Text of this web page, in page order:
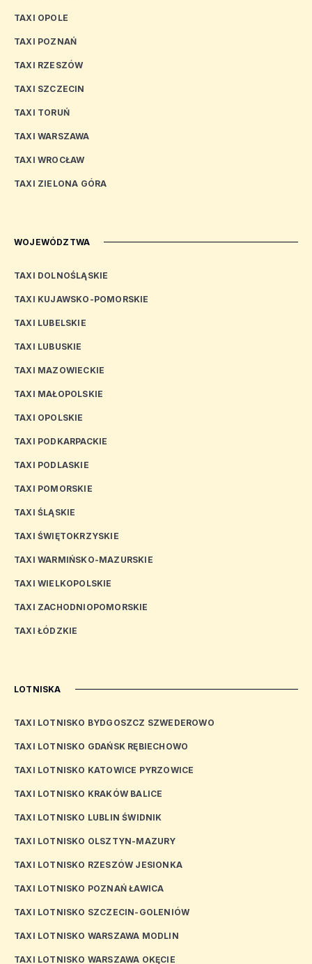
TAXI OPOLE
TAXI POZNAŃ
TAXI RZESZÓW
TAXI SZCZECIN
TAXI TORUŃ
TAXI WARSZAWA
TAXI WROCŁAW
TAXI ZIELONA GÓRA
WOJEWÓDZTWA
TAXI DOLNOŚLĄSKIE
TAXI KUJAWSKO-POMORSKIE
TAXI LUBELSKIE
TAXI LUBUSKIE
TAXI MAZOWIECKIE
TAXI MAŁOPOLSKIE
TAXI OPOLSKIE
TAXI PODKARPACKIE
TAXI PODLASKIE
TAXI POMORSKIE
TAXI ŚLĄSKIE
TAXI ŚWIĘTOKRZYSKIE
TAXI WARMIŃSKO-MAZURSKIE
TAXI WIELKOPOLSKIE
TAXI ZACHODNIOPOMORSKIE
TAXI ŁÓDZKIE
LOTNISKA
TAXI LOTNISKO BYDGOSZCZ SZWEDEROWO
TAXI LOTNISKO GDAŃSK RĘBIECHOWO
TAXI LOTNISKO KATOWICE PYRZOWICE
TAXI LOTNISKO KRAKÓW BALICE
TAXI LOTNISKO LUBLIN ŚWIDNIK
TAXI LOTNISKO OLSZTYN-MAZURY
TAXI LOTNISKO RZESZÓW JESIONKA
TAXI LOTNISKO POZNAŃ ŁAWICA
TAXI LOTNISKO SZCZECIN-GOLENIÓW
TAXI LOTNISKO WARSZAWA MODLIN
TAXI LOTNISKO WARSZAWA OKĘCIE